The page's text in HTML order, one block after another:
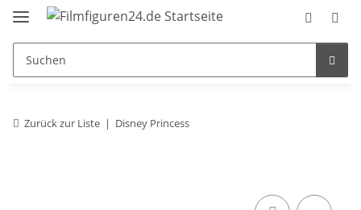
Zurück zur Liste Disney Princess